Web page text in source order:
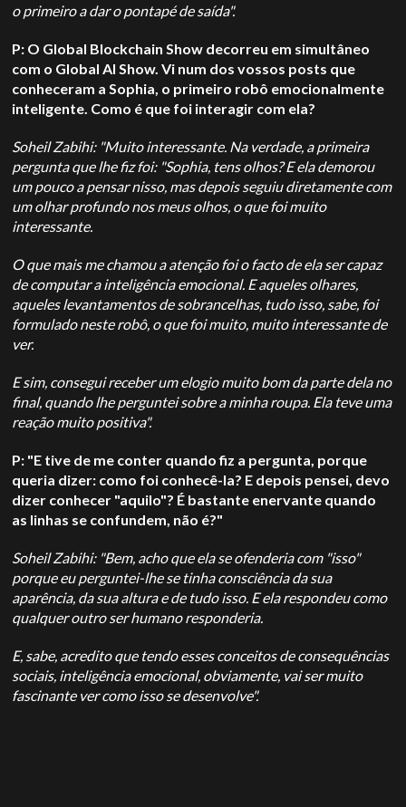
o primeiro a dar o pontapé de saída".
P: O Global Blockchain Show decorreu em simultâneo
com o Global AI Show. Vi num dos vossos posts que
conheceram a Sophia, o primeiro robô emocionalmente
inteligente. Como é que foi interagir com ela?
Soheil Zabihi: "Muito interessante. Na verdade, a primeira
pergunta que lhe fiz foi: "Sophia, tens olhos? E ela demorou
um pouco a pensar nisso, mas depois seguiu diretamente com
um olhar profundo nos meus olhos, o que foi muito
interessante.
O que mais me chamou a atenção foi o facto de ela ser capaz
de computar a inteligência emocional. E aqueles olhares,
aqueles levantamentos de sobrancelhas, tudo isso, sabe, foi
formulado neste robô, o que foi muito, muito interessante de
ver.
E sim, consegui receber um elogio muito bom da parte dela no
final, quando lhe perguntei sobre a minha roupa. Ela teve uma
reação muito positiva".
P: "E tive de me conter quando fiz a pergunta, porque
queria dizer: como foi conhecê-la? E depois pensei, devo
dizer conhecer "aquilo"? É bastante enervante quando
as linhas se confundem, não é?"
Soheil Zabihi: "Bem, acho que ela se ofenderia com "isso"
porque eu perguntei-lhe se tinha consciência da sua
aparência, da sua altura e de tudo isso. E ela respondeu como
qualquer outro ser humano responderia.
E, sabe, acredito que tendo esses conceitos de consequências
sociais, inteligência emocional, obviamente, vai ser muito
fascinante ver como isso se desenvolve".